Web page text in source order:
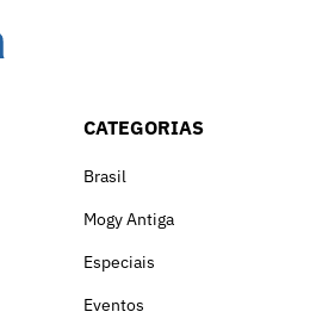
CATEGORIAS
Brasil
Mogy Antiga
Especiais
Eventos